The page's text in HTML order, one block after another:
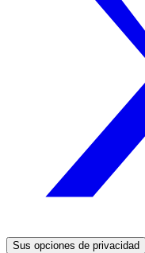
Sus opciones de privacidad